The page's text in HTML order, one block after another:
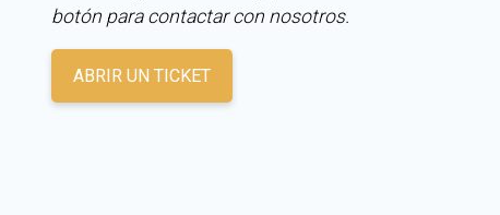
botón para contactar con nosotros.
ABRIR UN TICKET